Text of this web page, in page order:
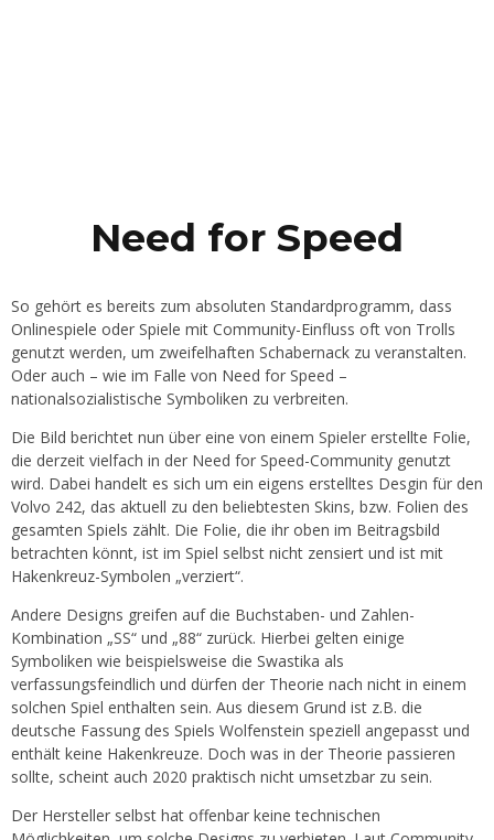
Need for Speed
So gehört es bereits zum absoluten Standardprogramm, dass
Onlinespiele oder Spiele mit Community-Einfluss oft von Trolls
genutzt werden, um zweifelhaften Schabernack zu veranstalten.
Oder auch – wie im Falle von Need for Speed –
nationalsozialistische Symboliken zu verbreiten.
Die Bild berichtet nun über eine von einem Spieler erstellte Folie,
die derzeit vielfach in der Need for Speed-Community genutzt
wird. Dabei handelt es sich um ein eigens erstelltes Desgin für den
Volvo 242, das aktuell zu den beliebtesten Skins, bzw. Folien des
gesamten Spiels zählt. Die Folie, die ihr oben im Beitragsbild
betrachten könnt, ist im Spiel selbst nicht zensiert und ist mit
Hakenkreuz-Symbolen „verziert“.
Andere Designs greifen auf die Buchstaben- und Zahlen-
Kombination „SS“ und „88“ zurück. Hierbei gelten einige
Symboliken wie beispielsweise die Swastika als
verfassungsfeindlich und dürfen der Theorie nach nicht in einem
solchen Spiel enthalten sein. Aus diesem Grund ist z.B. die
deutsche Fassung des Spiels Wolfenstein speziell angepasst und
enthält keine Hakenkreuze. Doch was in der Theorie passieren
sollte, scheint auch 2020 praktisch nicht umsetzbar zu sein.
Der Hersteller selbst hat offenbar keine technischen